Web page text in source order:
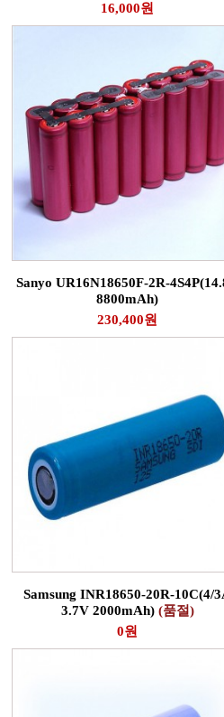
16,000원
Sanyo UR16N18650F-2R-
8800mAh)
230,400원
Samsung INR18650-20R-10C(4/
3.7V 2000mAh) (품절)
0원